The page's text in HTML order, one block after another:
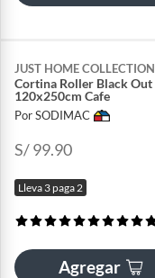
JUST HOME COLLECTION
Cortina Roller Black Out
120x250cm Cafe
Por SODIMAC
S/ 99.90
Lleva 3 paga 2
Agregar